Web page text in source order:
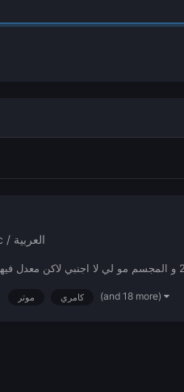
Arabic / العربية
موتر كامري (and 18 more)